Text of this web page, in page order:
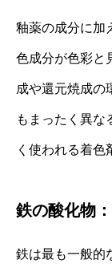
釉薬の成分に加
色成分が色彩と
成や還元焼成の
もまったく異な
く使われる着色
鉄の酸化物
鉄は最も一般的